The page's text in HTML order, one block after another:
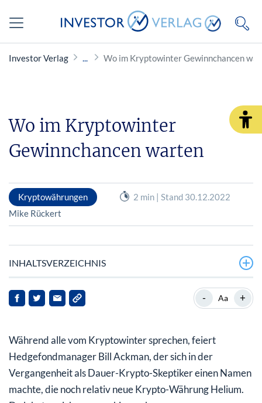
Investor Verlag Wo im Kryptowinter Gewinnchancen
Wo im Kryptowinter
Gewinnchancen warten
Kryptowährungen
2 min | Stand 30.12.2022
Mike Rückert
INHALTSVERZEICHNIS
Das clevere System der Währung
Die Kehrseite der Medaille
- Aa +
Während alle vom Kryptowinter sprechen, feiert
Hedgefondmanager Bill Ackman, der sich in der
Vergangenheit als Dauer-Krypto-Skeptiker einen Namen
machte, die noch relativ neue Krypto-Währung Helium.